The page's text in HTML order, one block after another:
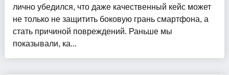
лично убедился, что даже качественный кейс может
не только не защитить боковую грань смартфона, а
стать причиной повреждений. Раньше мы
показывали, ка...